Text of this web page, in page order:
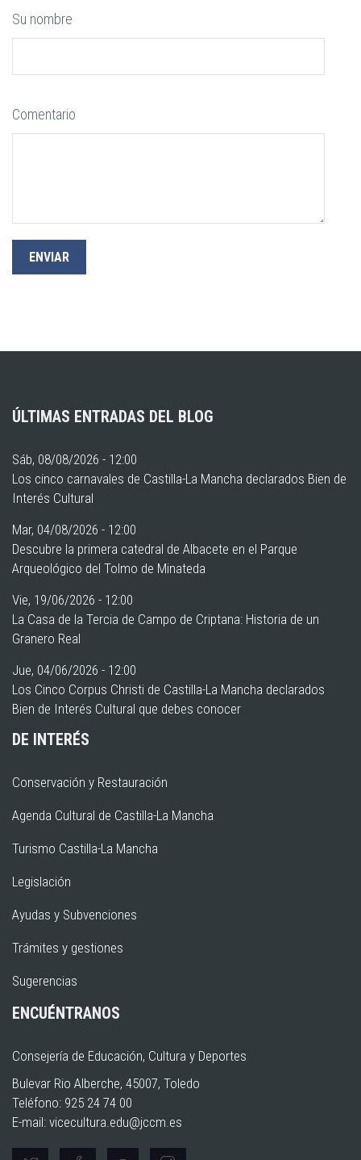
Su nombre
Comentario
ÚLTIMAS ENTRADAS DEL BLOG
Sáb, 08/08/2026 - 12:00
Los cinco carnavales de Castilla-La Mancha declarados Bien de
Interés Cultural
Mar, 04/08/2026 - 12:00
Descubre la primera catedral de Albacete en el Parque
Arqueológico del Tolmo de Minateda
Vie, 19/06/2026 - 12:00
La Casa de la Tercia de Campo de Criptana: Historia de un
Granero Real
Jue, 04/06/2026 - 12:00
Los Cinco Corpus Christi de Castilla-La Mancha declarados
Bien de Interés Cultural que debes conocer
DE INTERÉS
Conservación y Restauración
Agenda Cultural de Castilla-La Mancha
Turismo Castilla-La Mancha
Legislación
Ayudas y Subvenciones
Trámites y gestiones
Sugerencias
ENCUÉNTRANOS
Consejería de Educación, Cultura y Deportes
Bulevar Rio Alberche, 45007, Toledo
Teléfono: 925 24 74 00
E-mail: vicecultura.edu@jccm.es